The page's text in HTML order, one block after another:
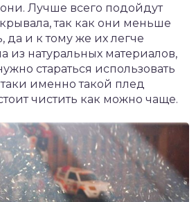
Лучше всего подойдут
так как они меньше
да и к тому же их легче
из натуральных материалов,
стараться использовать
именно такой плед
чистить как можно чаще.